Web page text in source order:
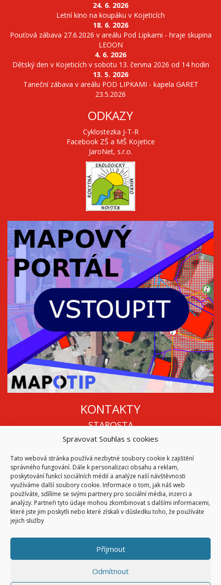
Spravovat Souhlas s cookies
Tato webová stránka používá nezbytné soubory cookie k zajištění
správného fungování. Dále k personalizaci obsahu a reklam,
poskytování funkcí sociálních médií a analýze naší návštěvnosti
využíváme další soubory cookie. Informace o tom, jak náš web
používáte, sdílíme se svými partnery pro sociální média, inzerci a
analýzy. Partneři tyto údaje mohou zkombinovat s dalšími informacemi,
které jste jim poskytli nebo které získali v důsledku toho, že používáte
jejich služby
Příjmout
Odmítnout
24. 6. 2026
Letní kino na koupáku v Kojeticích
18. 6. 2026
Pouťová zábava 27.6.2026 v areálu Pod Lipkami - hraje skupina
LEOON
4. 6. 2026
Dětský den v Kojeticích v sobotu 13. června 2026 od 14 hodin
13. 5. 2026
Taneční zábava v areálu POD LIPKAMI - kapela GARET
23.5.2026
ODKAZY
Cyklostezka J-T-R
Facebook ZŠ a MŠ Kojetice
JaroNet, s.r.o.
KONTAKTY
STAROSTA
Mgr. Roman Vala
info@oukojetice.cz
ÚŘEDNÍ HODINY
Po, St: 15:30 - 16:30
Všechny kontakty | Kde nás najdete
© 2026Obec Kojetice na Moravě
Všechna práva vyhrazena